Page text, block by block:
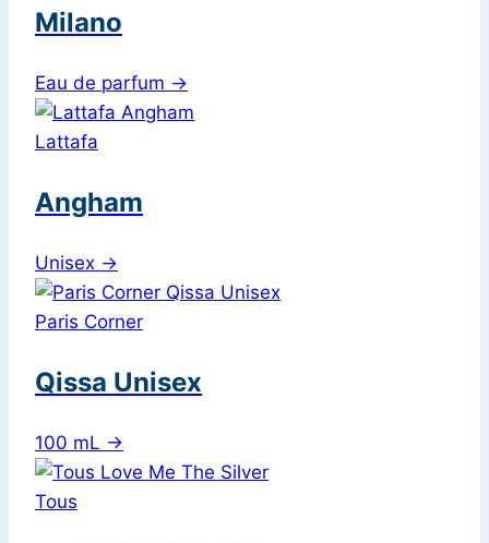
Milano
Eau de parfum →
Lattafa
Angham
Unisex →
Paris Corner
Qissa Unisex
100 mL →
Tous